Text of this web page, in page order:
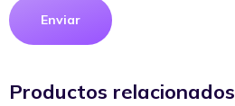
Productos relacionados